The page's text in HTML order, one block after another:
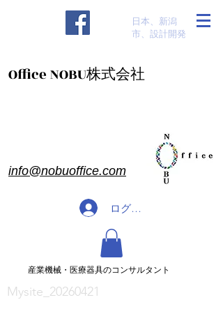
​日本、新潟
市、設計開発
​Office NOBU株式会社
​info@nobuoffice.com
ログイン
​産業機械・医療器具のコンサルタント
Mysite_20260421